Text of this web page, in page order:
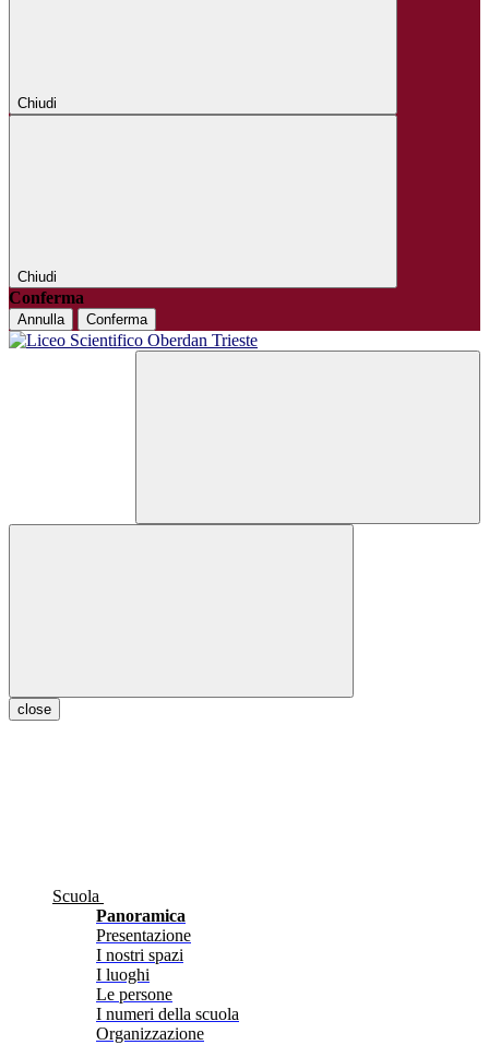
Chiudi
Chiudi
Conferma
Annulla Conferma
close
Scuola
Panoramica
Presentazione
I nostri spazi
I luoghi
Le persone
I numeri della scuola
Organizzazione